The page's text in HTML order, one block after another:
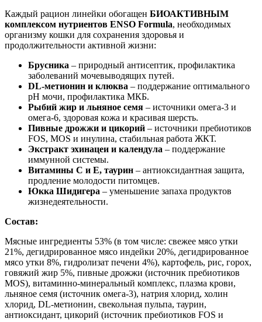
Каждый рацион линейки обогащен БИОАКТИВНЫМ
комплексом нутриентов ENSO Formula, необходимых
организму кошки для сохранения здоровья и
продолжительности активной жизни:
Брусника – природный антисептик, профилактика
заболеваний мочевыводящих путей.
DL-метионин и клюква – поддержание оптимального
pH мочи, профилактика МКБ.
Рыбий жир и льняное семя – источники омега-3 и
омега-6, здоровая кожа и красивая шерсть.
Пивные дрожжи и цикорий – источники пребиотиков
FOS, MOS и инулина, стабильная работа ЖКТ.
Экстракт эхинацеи и календула – поддержание
иммунной системы.
Витамины С и Е, таурин – антиоксидантная защита,
продление молодости питомцев.
Юкка Шидигера – уменьшение запаха продуктов
жизнедеятельности.
Состав:
Мясные ингредиенты 53% (в том числе: свежее мясо утки
21%, дегидрированное мясо индейки 20%, дегидрированное
мясо утки 8%, гидролизат печени 4%), картофель, рис, горох,
говяжий жир 5%, пивные дрожжи (источник пребиотиков
MOS), витаминно-минеральный комплекс, плазма крови,
льняное семя (источник омега-3), натрия хлорид, холин
хлорид, DL-метионин, свекольная пульпа, таурин,
антиоксидант, цикорий (источник пребиотиков FOS и